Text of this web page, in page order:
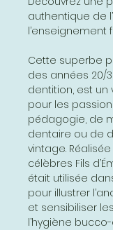
authentique de
l’enseignement
Cette superbe
des années 20/
dentition, est un
pour les
pédagogie, de
dentaire ou de
vintage.
célèbres Fils
était utilisée
pour illustrer
et sensibiliser
l’hygiène